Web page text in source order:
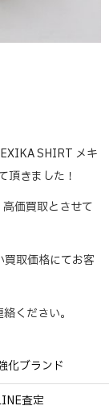
SHIRT メキ
頂きました！
価買取とさせて
取価格にてお客
ください。
化ブランド
査定